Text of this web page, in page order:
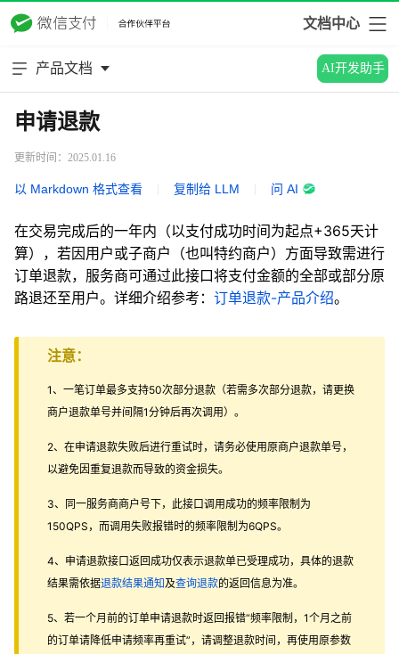
文档中心
产品文档 AI开发助手
申请退款
更新时间：2025.01.16
以 Markdown 格式查看 复制给 LLM 问 AI
在交易完成后的一年内（以支付成功时间为起点+365天计
算），若因用户或子商户（也叫特约商户）方面导致需进行
订单退款，服务商可通过此接口将支付金额的全部或部分原
路退还至用户。详细介绍参考： 订单退款-产品介绍。
注意：
1、一笔订单最多支持50次部分退款（若需多次部分退款，请更换
商户退款单号并间隔1分钟后再次调用）。
2、在申请退款失败后进行重试时，请务必使用原商户退款单号，
以避免因重复退款而导致的资金损失。
3、同一服务商商户号下，此接口调用成功的频率限制为
150QPS，而调用失败报错时的频率限制为6QPS。
4、申请退款接口返回成功仅表示退款单已受理成功，具体的退款
结果需依据退款结果通知及查询退款的返回信息为准。
5、若一个月前的订单申请退款时返回报错“频率限制，1个月之前
的订单请降低申请频率再重试”，请调整退款时间，再使用原参数